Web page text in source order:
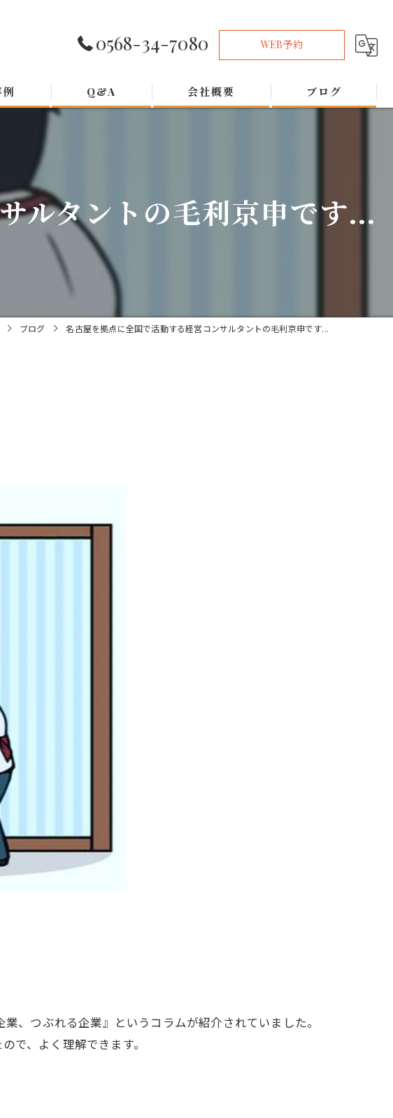
0568-34-7080 WEB予約
Q&A 会社概要 ブログ
ルタントの毛利京申です...
ブログ 名古屋を拠点に全国で活動する経営コンサルタントの毛利京申です...
つぶれる企業』というコラムが紹介されていました。
で、よく理解できます。